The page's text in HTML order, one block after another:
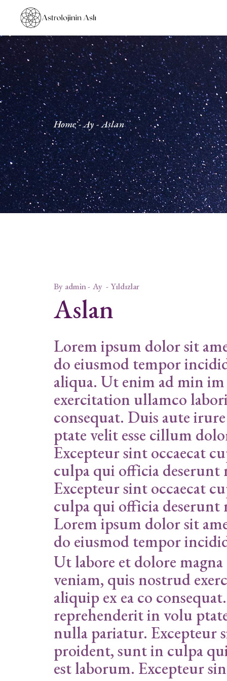
Home Ay Aslan
By admin Ay Yıldızlar
Aslan
Lorem ipsum dolor sit
do eiusmod tempor
aliqua. Ut enim ad min
exercitation ullamco
consequat. Duis aute
ptate velit esse cillum
Excepteur sint occaecat
culpa qui officia
Excepteur sint occaecat
culpa qui officia
Lorem ipsum dolor sit
do eiusmod tempor
Ut labore et dolore
veniam, quis nostrud
aliquip ex ea co
reprehenderit in volu
nulla pariatur. Excepteur
proident, sunt in culpa
est laborum. Excepteur